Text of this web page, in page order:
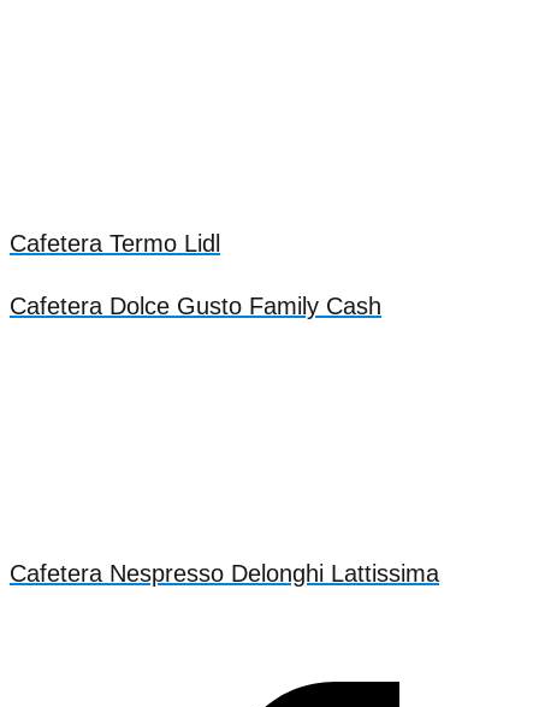
Cafetera Termo Lidl
Cafetera Dolce Gusto Family Cash
Cafetera Nespresso Delonghi Lattissima